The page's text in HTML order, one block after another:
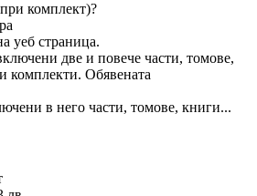
комплект)?
уеб страница.
две и повече части, томове,
комплекти. Обявената
в него части, томове, книги...